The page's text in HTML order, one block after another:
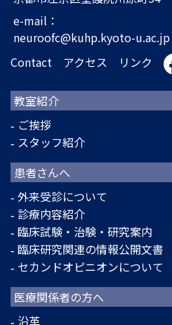
e-mail：
neuroofc@kuhp.kyoto-u.ac.jp
Contact
アクセス リンク
教室紹介
ご挨拶
スタッフ紹介
患者さんへ
外来受診について
診療内容紹介
臨床試験・治験・研究案内
臨床研究関連の情報公開文書
セカンドオピニオンについて
医療関係者の方へ
沿革